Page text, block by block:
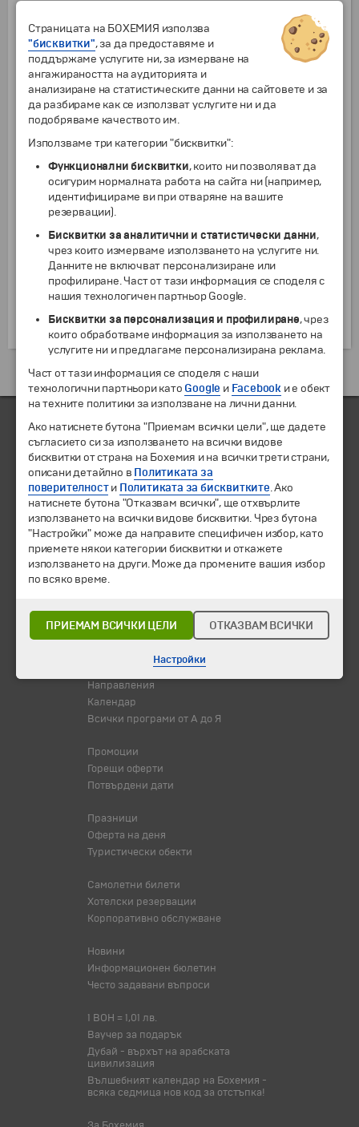
В Разломната долина днес има 30 действащи и
активизиращи се от време на време вулкани,
както и безброй горещи минерални извори. Тази
поредица от кипящи извори и езера включва
разположените на северозапад от Найроби езера
– Баринго, Богория, Накуру, Елементайта, Найваша
и намиращото се на юг от града езеро Магади.
Тези езера са уникални с химичния състав на
водите си, притежаващи висока концентрация на
натриев карбонат, предизвикана от силно
основния характер на заобикалящите ги
вулканични скали и от тяхното слабо оттичане,
причина за което са стръмните склонове на
долината. Богатите на натриев карбонат води са
идеална хранителна среда за различни
водорасли, с които се хранят няколко вида риби,
преди всичко тилапията. Тези условия привличат
милиони птици, които се радват на богатите
запаси от храна в „содените” езера.
Екскурзии и почивки до Кения »
© 1994-2026 Бохемия ООД. Всички права запазени.
Екскурзии и почивки
Направления
Календар
Всички програми от А до Я
Промоции
Горещи оферти
Потвърдени дати
Празници
Оферта на деня
Туристически обекти
Самолетни билети
Хотелски резервации
Корпоративно обслужване
Новини
Информационен бюлетин
Често задавани въпроси
1 BOH = 1,01 лв.
Ваучер за подарък
Дубай - върхът на арабската
цивилизация
Вълшебният календар на Бохемия -
всяка седмица нов код за отстъпка!
Страницата на БОХЕМИЯ използва
"бисквитки", за да предоставяме и
поддържаме услугите ни, за измерване на
ангажираността на аудиторията и
анализиране на статистическите данни на сайтовете и за
да разбираме как се използват услугите ни и да
подобряваме качеството им.
Използваме три категории "бисквитки":
Функционални бисквитки, които ни позволяват да
осигурим нормалната работа на сайта ни (например,
идентифицираме ви при отваряне на вашите
резервации).
Бисквитки за аналитични и статистически данни,
чрез които измерваме използването на услугите ни.
Данните не включват персонализиране или
профилиране. Част от тази информация се споделя с
нашия технологичен партньор Google.
Бисквитки за персонализация и профилиране, чрез
които обработваме информация за използването на
услугите ни и предлагаме персонализирана реклама.
Част от тази информация се споделя с наши
технологични партньори като Google и Facebook и е обект
на техните политики за използване на лични данни.
Ако натиснете бутона "Приемам всички цели", ще дадете
съгласието си за използването на всички видове
бисквитки от страна на Бохемия и на всички трети страни,
описани детайлно в Политиката за
поверителности Политиката за бисквитките. Ако
натиснете бутона "Отказвам всички", ще отхвърлите
използването на всички видове бисквитки. Чрез бутона
"Настройки" може да направите специфичен избор, като
приемете някои категории бисквитки и откажете
използването на други. Може да промените вашия избор
по всяко време.
ПРИЕМАМ ВСИЧКИ ЦЕЛИ ОТКАЗВАМ ВСИЧКИ
Настройки